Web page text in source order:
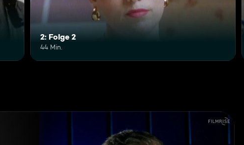
2: Folge 2
44 Min.